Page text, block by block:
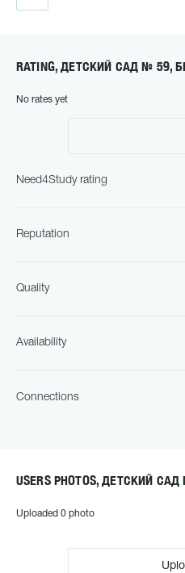
RATING, ДЕТСКИЙ САД № 59,
No rates yet
Need4Study rating
Reputation
Quality
Availability
Connections
USERS PHOTOS, ДЕТСКИЙ
Uploaded 0 photo